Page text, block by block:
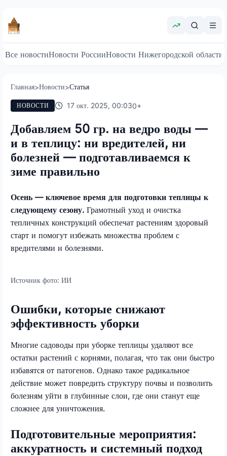
Все новостиНовости РоссииНовости Нижегородской области
Главная>Новости>Статья
НОВОСТИ 17 окт. 2025, 00:030+
Добавляем 50 гр. на ведро воды —
и в теплицу: ни вредителей, ни
болезней — подготавливаемся к
зиме правильно
Осень — ключевое время для подготовки теплицы к
следующему сезону. Грамотный уход и очистка
тепличных конструкций обеспечат растениям здоровый
старт и помогут избежать множества проблем с
вредителями и болезнями.
Источник фото: ИИ
Ошибки, которые снижают
эффективность уборки
Многие садоводы при уборке теплицы удаляют все
остатки растений с корнями, полагая, что так они быстро
избавятся от патогенов. Однако такое радикальное
действие может повредить структуру почвы и позволить
болезням уйти в глубинные слои, где они станут еще
сложнее для уничтожения.
Подготовительные мероприятия:
аккуратность и системный подход